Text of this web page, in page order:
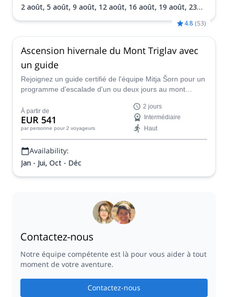
2 août, 5 août, 9 août, 12 août, 16 août, 19 août, 23
30 sept.4.8 (53)
Ascension hivernale du Mont Triglav avec
un guide
Rejoignez un guide certifié de l'équipe Mitja Šorn pour un
programme d'escalade d'un ou deux jours au mont
À partir de
EUR 541
par personne pour 2 voyageurs
2 jours
Intermédiaire
Haut
Availability:
Jan - Jui, Oct - Déc
Contactez-nous
Notre équipe compétente est là pour vous aider à tout
moment de votre aventure.
Contactez-nous